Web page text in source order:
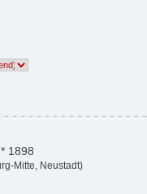
1898
Mitte, Neustadt)